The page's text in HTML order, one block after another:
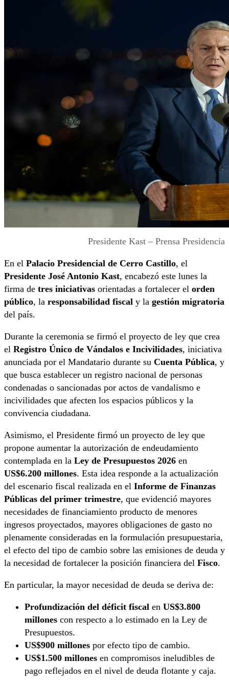
Presidente Kast – Prensa Presidencia
En el Palacio Presidencial de Cerro Castillo, el
Presidente José Antonio Kast, encabezó este lunes la
firma de tres iniciativas orientadas a fortalecer el orden
público, la responsabilidad fiscal y la gestión migratoria
del país.
Durante la ceremonia se firmó el proyecto de ley que crea
el Registro Único de Vándalos e Incivilidades, iniciativa
anunciada por el Mandatario durante su Cuenta Pública, y
que busca establecer un registro nacional de personas
condenadas o sancionadas por actos de vandalismo e
incivilidades que afecten los espacios públicos y la
convivencia ciudadana.
Asimismo, el Presidente firmó un proyecto de ley que
propone aumentar la autorización de endeudamiento
contemplada en la Ley de Presupuestos 2026 en
US$6.200 millones. Esta idea responde a la actualización
del escenario fiscal realizada en el Informe de Finanzas
Públicas del primer trimestre, que evidenció mayores
necesidades de financiamiento producto de menores
ingresos proyectados, mayores obligaciones de gasto no
plenamente consideradas en la formulación presupuestaria,
el efecto del tipo de cambio sobre las emisiones de deuda y
la necesidad de fortalecer la posición financiera del Fisco.
En particular, la mayor necesidad de deuda se deriva de:
Profundización del déficit fiscal en US$3.800
millones con respecto a lo estimado en la Ley de
Presupuestos.
US$900 millones por efecto tipo de cambio.
US$1.500 millones en compromisos ineludibles de
pago reflejados en el nivel de deuda flotante y caja.